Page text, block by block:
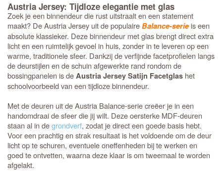
Austria Jersey: Tijdloze elegantie met glas
Zoek je een binnendeur die rust uitstraalt en een statement
maakt? De Austria Jersey uit de populaireBalance-serie is een
absolute klassieker. Deze binnendeur met glas brengt direct extra
licht en een ruimtelijk gevoel in huis, zonder in te leveren op een
warme, traditionele sfeer. Dankzij de verfijnde facetprofielen langs
de deurstijlen en de schuin afgewerkte rand rondom de
bossingpanelen is deAustria Jersey Satijn Facetglas het
schoolvoorbeeld van een tijdloze binnendeur.
Met de deuren uit de Austria Balance-serie creëer je in een
handomdraai de sfeer die jij wilt. Deze oersterke MDF-deuren
staan al in degrondverf, zodat je direct een goede basis hebt.
Voor een prachtig en strak resultaat is het voldoende om de deur
licht op te schuren, eventuele oneffenheden bij te werken en
goed te ontvetten, waarna deze klaar is om tweemaal te worden
afgelakt.